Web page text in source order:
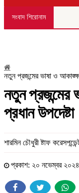
সংবাদ শিরোনাম
নতুন প্রজন্মের ভাষা ও
নতুন প্রজন্মের
প্রধান উপদেষ্টা
শারমিন চৌধুরী ষ্টাফ
প্রকাশ: ২০ নভেম্বর